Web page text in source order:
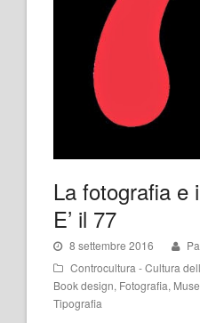
La fotografia e
E’ il 77
8 settembre 2016
Controcultura - Cultura
Book design, Fotografia,
Tipografia